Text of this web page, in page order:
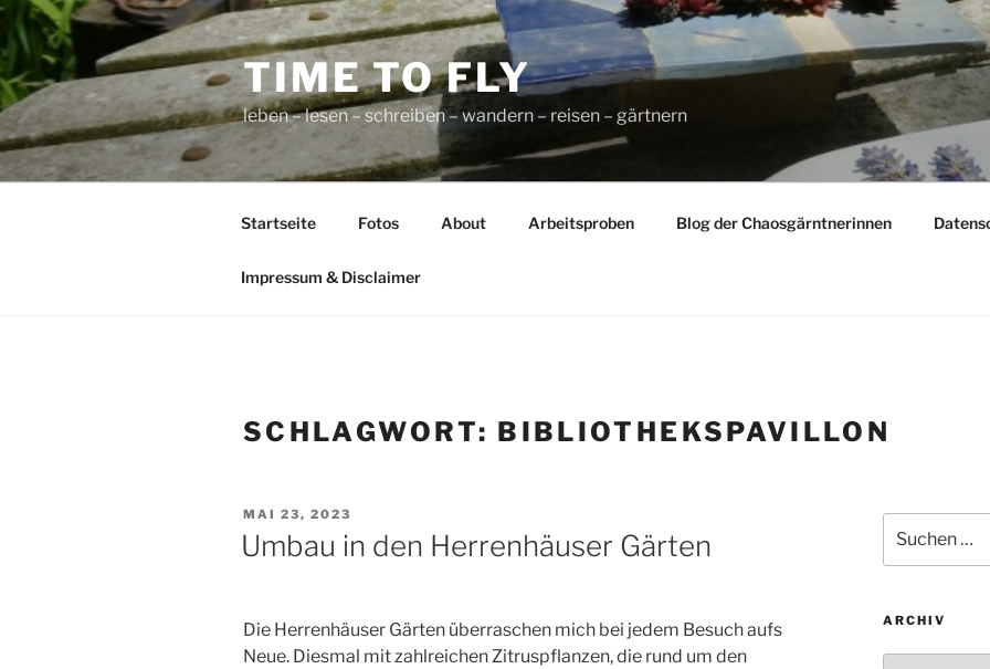
Zum
Inhalt
springen
TIME TO FLY
leben – lesen – schreiben – wandern – reisen – gärtnern
Startseite Fotos About Arbeitsproben Blog der Chaosgärntnerinnen
Impressum & Disclaimer
SCHLAGWORT: BIBLIOTHEKSPAVILLON
VERÖFFENTLICHT
AM
MAI 23, 2023
Umbau in den Herrenhäuser Gärten
Die Herrenhäuser Gärten überraschen mich bei jedem Besuch aufs
Neue. Diesmal mit zahlreichen Zitruspflanzen, die rund um den
nach:
ARCHIV